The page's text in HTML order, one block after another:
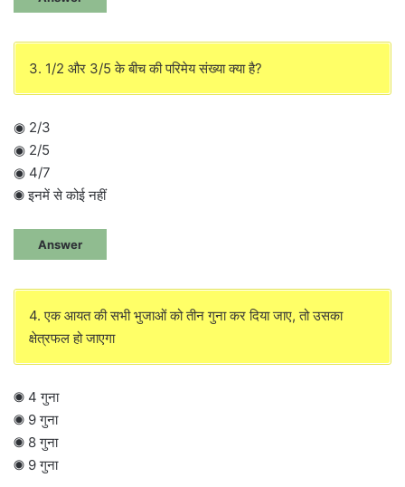
3. 1/2 और 3/5 के बीच की परिमेय संख्या क्या है?
◉ 2/3
◉ 2/5
◉ 4/7
◉ इनमें से कोई नहीं
Answer
4. एक आयत की सभी भुजाओं को तीन गुना कर दिया जाए, तो उसका
क्षेत्रफल हो जाएगा
◉ 4 गुना
◉ 9 गुना
◉ 8 गुना
◉ 9 गुना